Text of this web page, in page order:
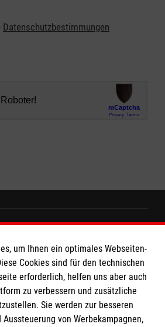
Datenschutzbestimmungen
um Ihnen ein optimales Webseiten-
Cookies sind für den technischen
erforderlich, helfen uns aber auch
zu verbessern und zusätzliche
Sie werden zur besseren
von Werbekampagnen,